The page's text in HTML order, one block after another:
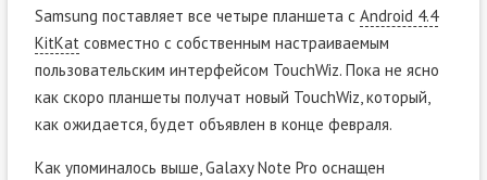
Samsung поставляет все четыре планшета с Android 4.4
KitKatсовместно с собственным настраиваемым
пользовательским интерфейсом TouchWiz. Пока не ясно
как скоро планшеты получат новый TouchWiz, который,
как ожидается, будет объявлен в конце февраля.
Как упоминалось выше, Galaxy Note Pro оснащен